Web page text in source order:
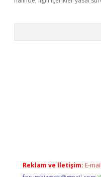
Reklam ve İletişim: E-